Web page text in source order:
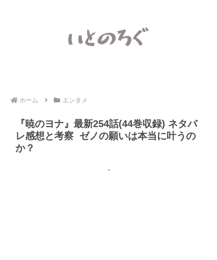
ホーム エンタメ
『暁のヨナ』最新254話(44巻収録) ネタバ
レ感想と考察 ゼノの願いは本当に叶うの
か？
-